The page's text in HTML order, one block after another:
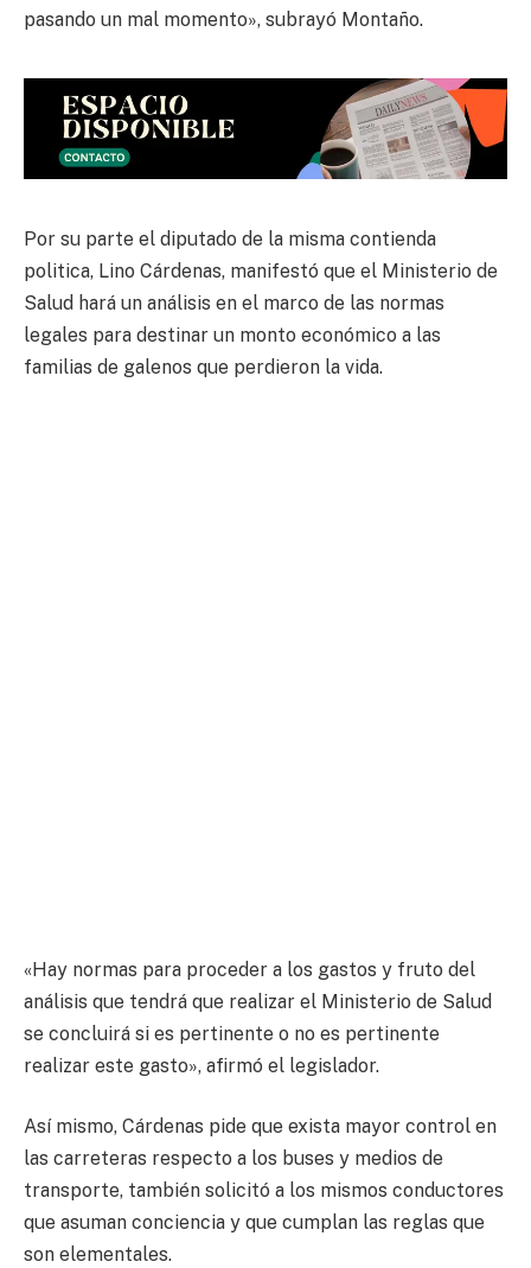
pasando un mal momento», subrayó Montaño.
Por su parte el diputado de la misma contienda
politica, Lino Cárdenas, manifestó que el Ministerio de
Salud hará un análisis en el marco de las normas
legales para destinar un monto económico a las
familias de galenos que perdieron la vida.
«Hay normas para proceder a los gastos y fruto del
análisis que tendrá que realizar el Ministerio de Salud
se concluirá si es pertinente o no es pertinente
realizar este gasto», afirmó el legislador.
Así mismo, Cárdenas pide que exista mayor control en
las carreteras respecto a los buses y medios de
transporte, también solicitó a los mismos conductores
que asuman conciencia y que cumplan las reglas que
son elementales.